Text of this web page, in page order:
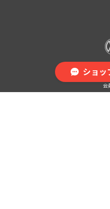
プライ
特定商取引
会
ショッ